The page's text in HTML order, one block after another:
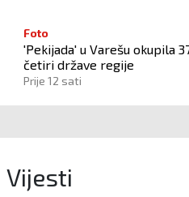
Foto
'Pekijada' u Varešu okupila
četiri države regije
Prije 12 sati
Vijesti